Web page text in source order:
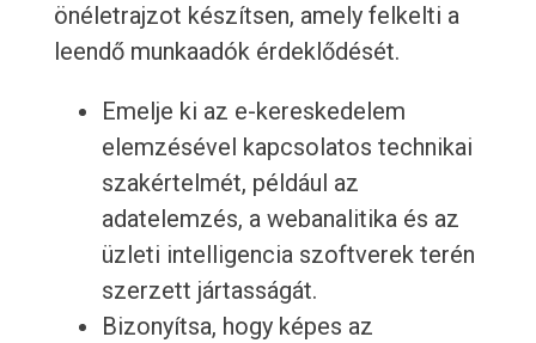
önéletrajzot készítsen, amely felkelti a
leendő munkaadók érdeklődését.
Emelje ki az e-kereskedelem
elemzésével kapcsolatos technikai
szakértelmét, például az
adatelemzés, a webanalitika és az
üzleti intelligencia szoftverek terén
szerzett jártasságát.
Bizonyítsa, hogy képes az